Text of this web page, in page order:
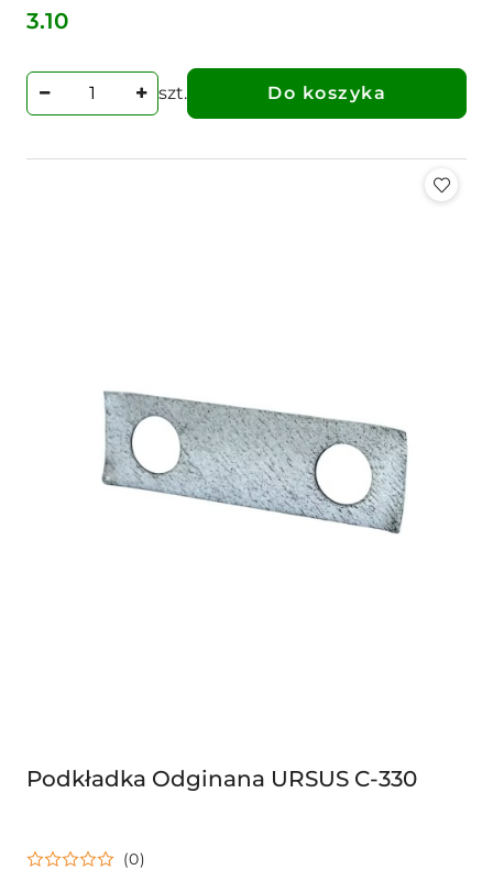
Cena:
3.10
szt. Do koszyka
Podkładka Odginana URSUS C-330
(0)